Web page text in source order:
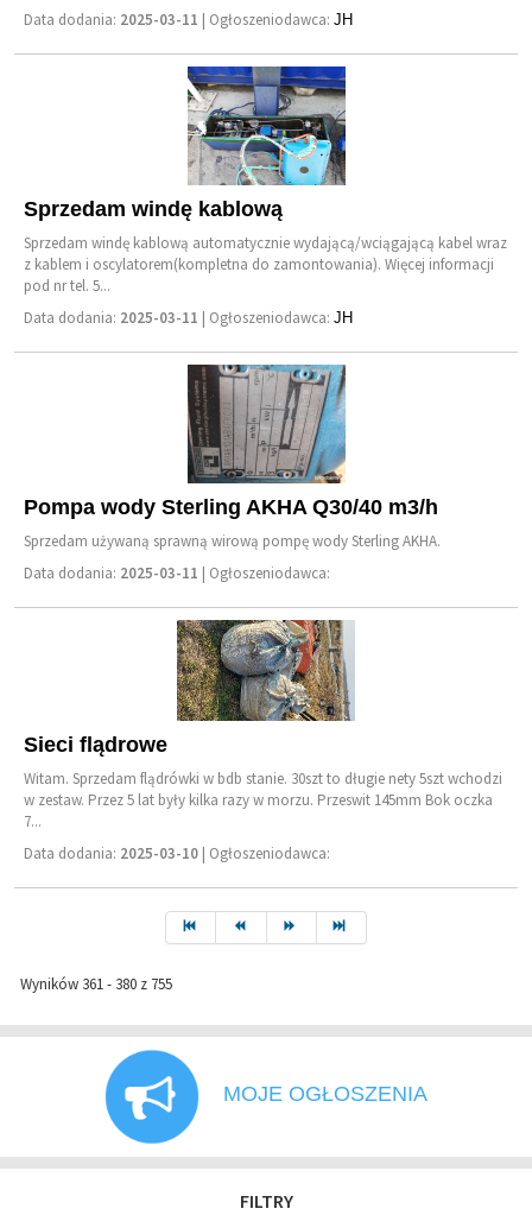
Data dodania: 2025-03-11 | Ogłoszeniodawca:JH
Sprzedam windę kablową
Sprzedam windę kablową automatycznie wydającą/wciągającą kabel wraz
z kablem i oscylatorem(kompletna do zamontowania). Więcej informacji
pod nr tel. 5...
Data dodania: 2025-03-11 | Ogłoszeniodawca:JH
Pompa wody Sterling AKHA Q30/40 m3/h
Sprzedam używaną sprawną wirową pompę wody Sterling AKHA.
Data dodania: 2025-03-11 | Ogłoszeniodawca:
Sieci flądrowe
Witam. Sprzedam flądrówki w bdb stanie. 30szt to długie nety 5szt wchodzi
w zestaw. Przez 5 lat były kilka razy w morzu. Przeswit 145mm Bok oczka
7...
Data dodania: 2025-03-10 | Ogłoszeniodawca:
Wyników 361 - 380 z 755
MOJE OGŁOSZENIA
FILTRY